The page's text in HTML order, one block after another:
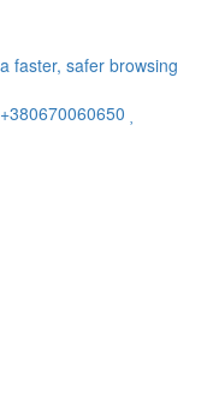
+380670060650